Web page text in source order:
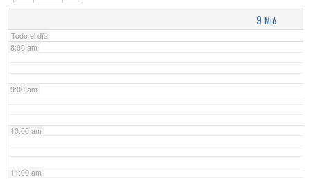
9 Mié
Todo el día
7:00 am
8:00 am
9:00 am
10:00 am
11:00 am